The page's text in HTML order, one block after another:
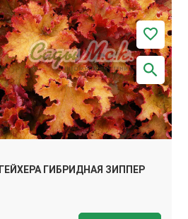
ГЕЙХЕРА ГИБРИДНАЯ ЗИППЕР